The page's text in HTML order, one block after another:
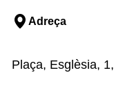
Adreça
Plaça, Esglèsia,